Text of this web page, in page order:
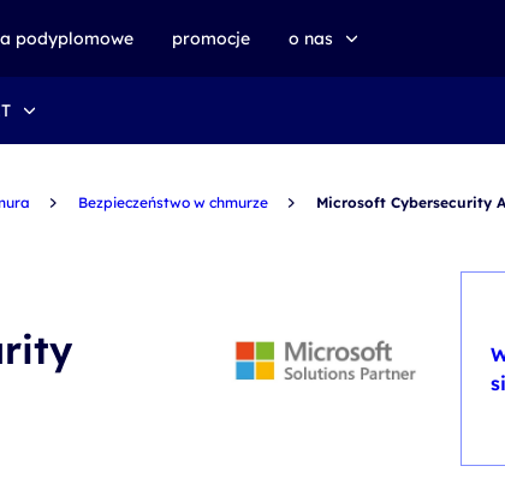
podyplomowe promocje o nas
Bezpieczeństwo w chmurze Microsoft Cybersecurity